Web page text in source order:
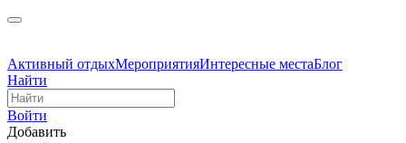
Активный отдыхМероприятияИнтересные местаБлог
Найти
Войти
Добавить